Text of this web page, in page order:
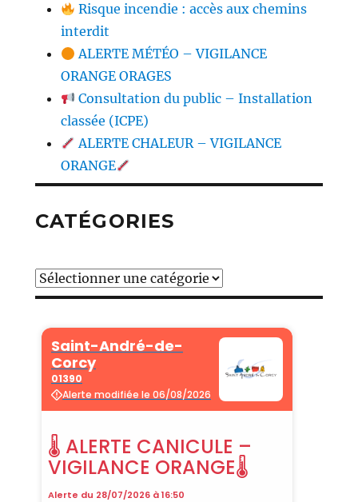
Risque incendie : accès aux chemins
interdit
ALERTE MÉTÉO – VIGILANCE
ORANGE ORAGES
Consultation du public – Installation
classée (ICPE)
ALERTE CHALEUR – VIGILANCE
ORANGE
CATÉGORIES
Catégories